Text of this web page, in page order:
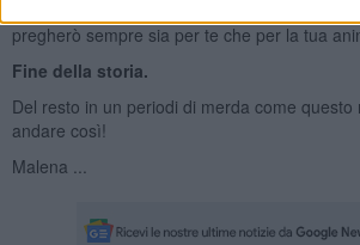
pregherò sempre sia per te che per la tua
Fine della storia.
Del resto in un periodi di merda come questo
andare così!
Malena ...